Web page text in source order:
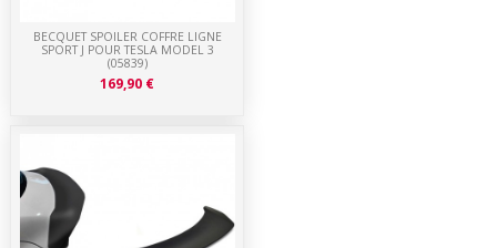
BECQUET SPOILER COFFRE LIGNE
SPORT J POUR TESLA MODEL 3
(05839)
169,90 €